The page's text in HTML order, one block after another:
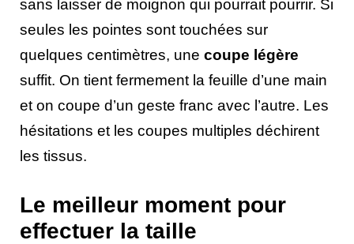
sans laisser de moignon qui pourrait pourrir. Si
seules les pointes sont touchées sur
quelques centimètres, une coupe légère
suffit. On tient fermement la feuille d’une main
et on coupe d’un geste franc avec l’autre. Les
hésitations et les coupes multiples déchirent
les tissus.
Le meilleur moment pour
effectuer la taille